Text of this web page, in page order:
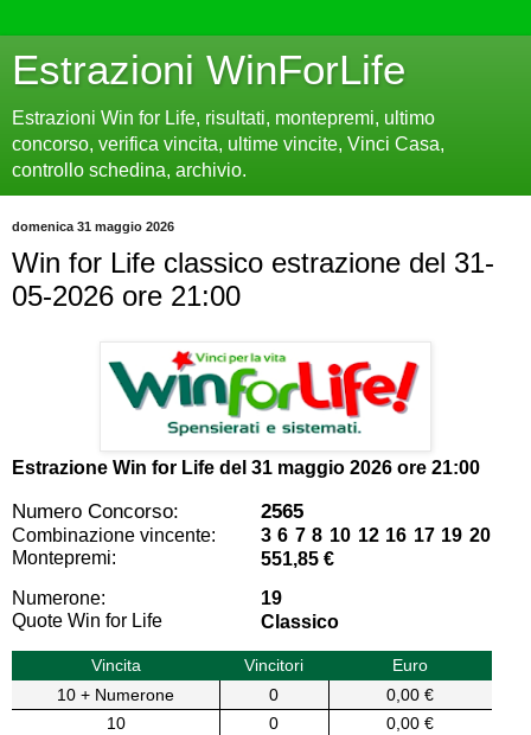
Estrazioni WinForLife
Estrazioni Win for Life, risultati, montepremi, ultimo
concorso, verifica vincita, ultime vincite, Vinci Casa,
controllo schedina, archivio.
domenica 31 maggio 2026
Win for Life classico estrazione del 31-
05-2026 ore 21:00
Estrazione Win for Life del 31 maggio 2026 ore 21:00
Numero Concorso: 2565
Combinazione vincente:
3 6 7 8 10 12 16 17 19 20
Montepremi:
551,85 €
Numerone:
19
Quote Win for Life
Classico
Vincita Vincitori
Euro
10 + Numerone
0
0,00 €
10
0
0,00 €